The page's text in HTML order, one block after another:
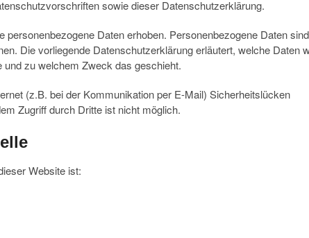
sowie dieser Datenschutzerklärung.
Daten erhoben. Personenbezogene Daten sind
Die vorliegende Datenschutzerklärung erläutert, welche Daten
zu welchem Zweck das geschieht.
(z.B. bei der Kommunikation per E-Mail) Sicherheitslücken
Zugriff durch Dritte ist nicht möglich.
Website ist: